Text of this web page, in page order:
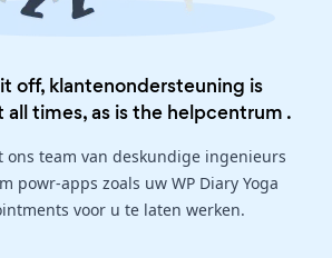
off, klantenondersteuning is
all times, as is the helpcentrum .
ons team van deskundige ingenieurs
powr-apps zoals uw WP Diary Yoga
voor u te laten werken.